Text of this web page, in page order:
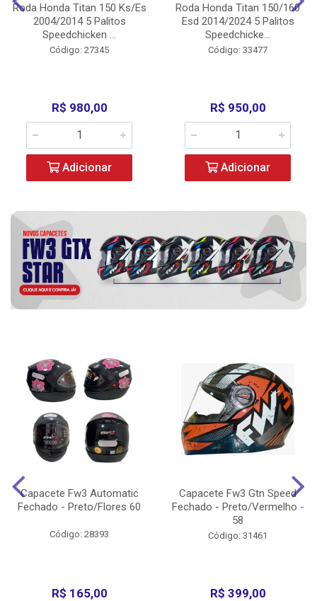
Roda Honda Titan 150 Ks/Es
2004/2014 5 Palitos
Speedchicken ...
Código: 27345
R$ 980,00
Adicionar
Roda Honda Titan 150/160
Esd 2014/2024 5 Palitos
Speedchicke...
Código: 33477
R$ 950,00
Adicionar
Capacete Fw3 Automatic
Fechado - Preto/Flores 60
Código: 28393
R$ 165,00
Capacete Fw3 Gtn Speed
Fechado - Preto/Vermelho -
58
Código: 31461
R$ 399,00